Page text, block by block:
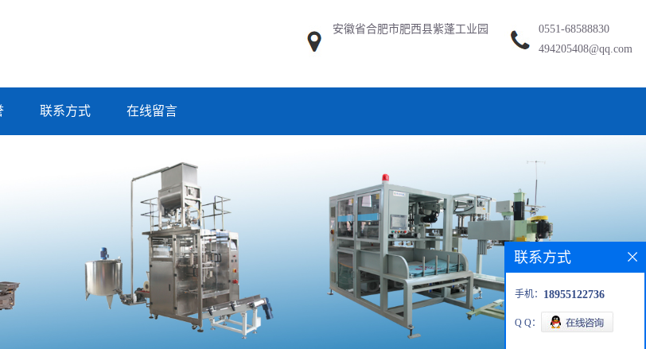
安徽省合肥市肥西县紫蓬工业园
0551-68588830
494205408@qq.com
联系方式 在线留言
联系方式
手机： 18955122736
Q Q：